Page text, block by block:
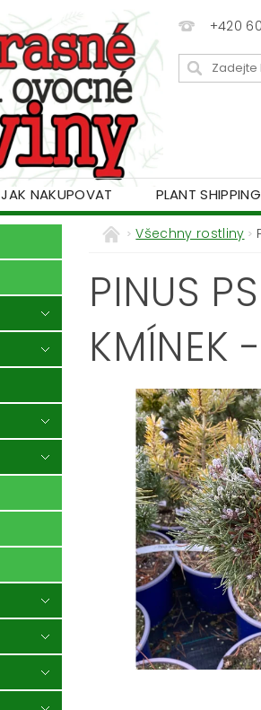
+420
JAK NAKUPOVAT PLANT SHIPPING
Všechny rostliny
PINUS
KMÍNEK